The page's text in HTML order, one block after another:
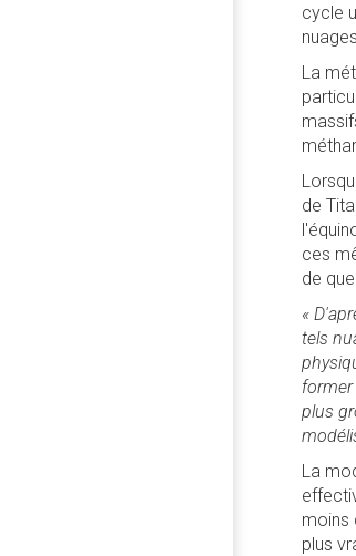
cycle
La
de
ces
de
«
tels
plus
La
moins
plus